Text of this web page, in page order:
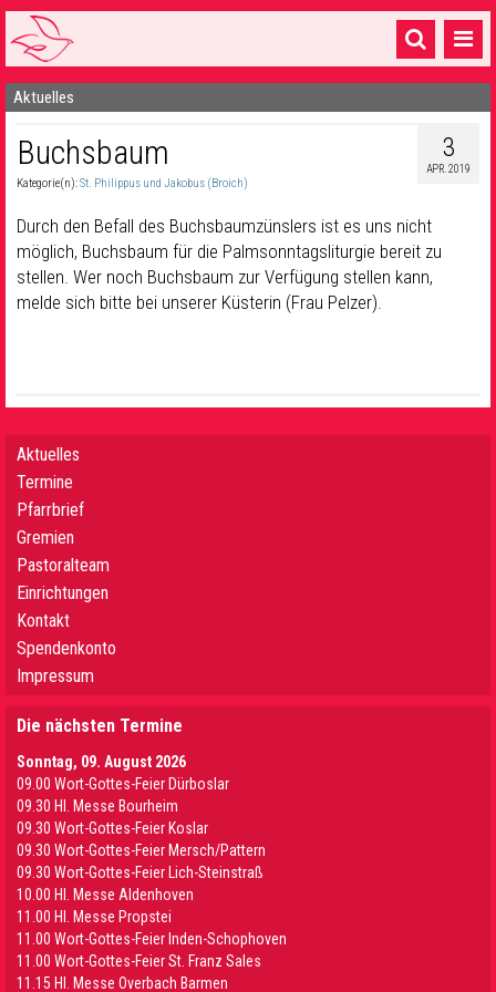
Startseite
1 Pfarrei
16 Gemeinden & mehr
Gottesdienste & Sinnsuche
Sakramente & Feste
Aktuelles
3
APR. 2019
Buchsbaum
Kategorie(n):St. Philippus und Jakobus (Broich)
Durch den Befall des Buchsbaumzünslers ist es uns nicht
möglich, Buchsbaum für die Palmsonntagsliturgie bereit zu
stellen. Wer noch Buchsbaum zur Verfügung stellen kann,
melde sich bitte bei unserer Küsterin (Frau Pelzer).
Aktuelles
Termine
Pfarrbrief
Gremien
Pastoralteam
Einrichtungen
Kontakt
Spendenkonto
Impressum
Die nächsten Termine
Sonntag, 09. August 2026
09.00 Wort-Gottes-Feier Dürboslar
09.30 HI. Messe Bourheim
09.30 Wort-Gottes-Feier Koslar
09.30 Wort-Gottes-Feier Mersch/Pattern
09.30 Wort-Gottes-Feier Lich-Steinstraß
10.00 Hl. Messe Aldenhoven
11.00 Hl. Messe Propstei
11.00 Wort-Gottes-Feier Inden-Schophoven
11.00 Wort-Gottes-Feier St. Franz Sales
11.15 Hl. Messe Overbach Barmen